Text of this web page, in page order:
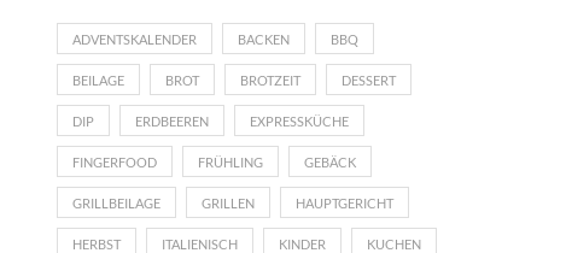
ADVENTSKALENDER BACKEN BBQ
BEILAGE BROT BROTZEIT DESSERT
DIP ERDBEEREN EXPRESSKÜCHE
FINGERFOOD FRÜHLING GEBÄCK
GRILLBEILAGE GRILLEN HAUPTGERICHT
HERBST ITALIENISCH KINDER KUCHEN